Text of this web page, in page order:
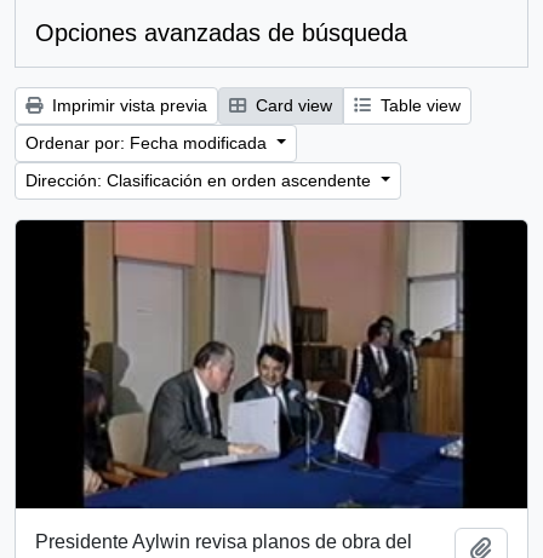
Opciones avanzadas de búsqueda
Imprimir vista previa Card view
Table view
Ordenar por: Fecha modificada
Dirección: Clasificación en orden ascendente
Presidente Aylwin revisa planos de obra del